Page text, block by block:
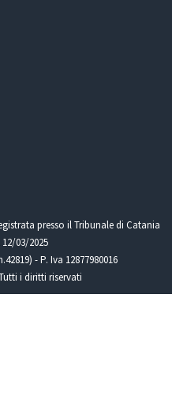
presso il Tribunale di Catania
03/2025
- P. Iva 12877980016
i diritti riservati